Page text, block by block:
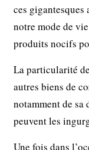
ces gigantesques
notre mode de
produits nocifs
La particularité
autres biens de
notamment de
peuvent les
Une fois dans